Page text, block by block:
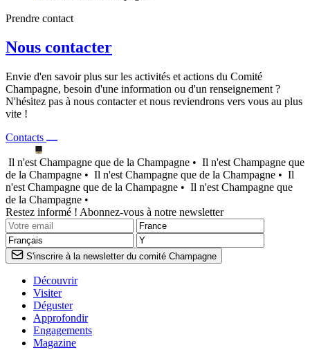
Prendre contact
Nous contacter
Envie d'en savoir plus sur les activités et actions du Comité
Champagne, besoin d'une information ou d'un renseignement ?
N'hésitez pas à nous contacter et nous reviendrons vers vous au plus
vite !
Contacts
Il n'est Champagne que de la Champagne • Il n'est Champagne que
de la Champagne • Il n'est Champagne que de la Champagne • Il
n'est Champagne que de la Champagne • Il n'est Champagne que
de la Champagne •
Restez informé ! Abonnez-vous à notre newsletter
S'inscrire à la newsletter du comité Champagne
Découvrir
Visiter
Déguster
Approfondir
Engagements
Magazine